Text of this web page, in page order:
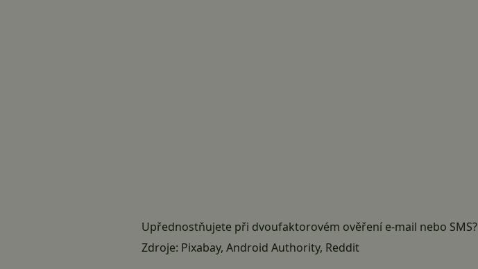
Upřednostňujete při dvoufaktorovém ověření e-mail nebo SMS?
Zdroje: Pixabay, Android Authority, Reddit